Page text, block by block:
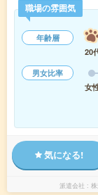
職場の雰囲気
年齢層
20
男女比率
女
気になる!
派遣会社